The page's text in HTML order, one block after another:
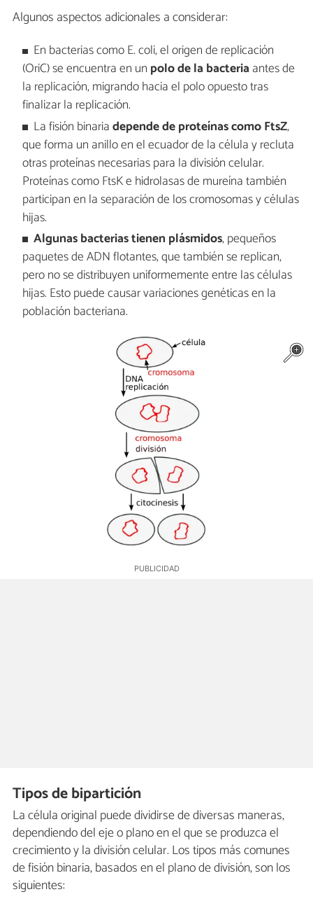
Algunos aspectos adicionales a considerar:
En bacterias como E. coli, el origen de replicación
(OriC) se encuentra en un polo de la bacteria antes de
la replicación, migrando hacia el polo opuesto tras
finalizar la replicación.
La fisión binariadepende de proteínas como FtsZ,
que forma un anillo en el ecuador de la célula y recluta
otras proteínas necesarias para la división celular.
Proteínas como FtsK e hidrolasas de mureína también
participan en la separación de los cromosomas y células
hijas.
Algunas bacterias tienen plásmidos, pequeños
paquetes de ADN flotantes, que también se replican,
pero no se distribuyen uniformemente entre las células
hijas. Esto puede causar variaciones genéticas en la
población bacteriana.
Tipos de bipartición
La célula original puede dividirse de diversas maneras,
dependiendo del eje o plano en el que se produzca el
crecimiento y la división celular. Los tipos más comunes
de fisión binaria, basados en el plano de división, son los
siguientes: